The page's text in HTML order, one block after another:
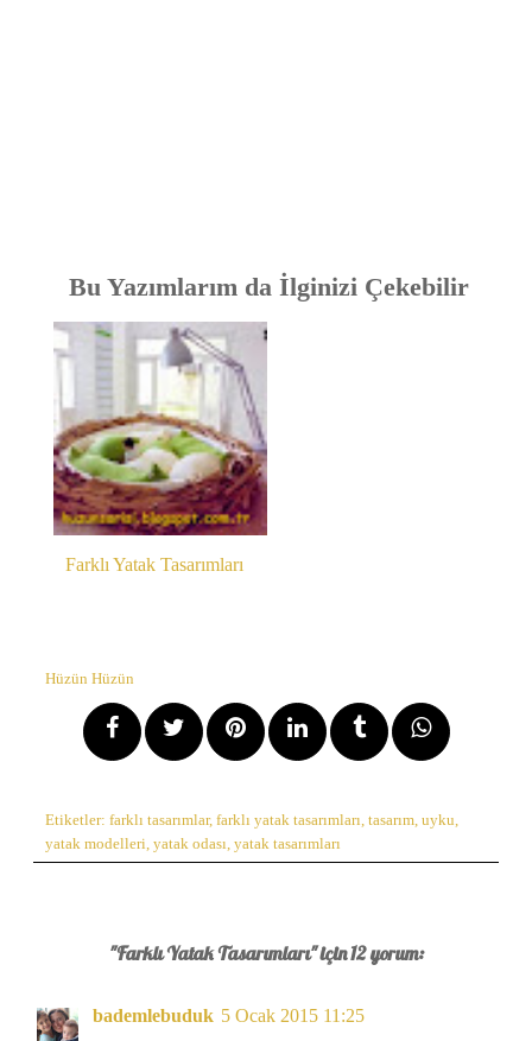
Bu Yazımlarım da İlginizi Çekebilir
Farklı Yatak Tasarımları
Hüzün Hüzün
Etiketler: farklı tasarımlar, farklı yatak tasarımları, tasarım, uyku,
yatak modelleri, yatak odası, yatak tasarımları
"Farklı Yatak Tasarımları" için 12 yorum:
bademlebuduk 5 Ocak 2015 11:25